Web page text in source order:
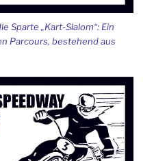
Sparte „Kart-Slalom“: Ein
Parcours, bestehend aus